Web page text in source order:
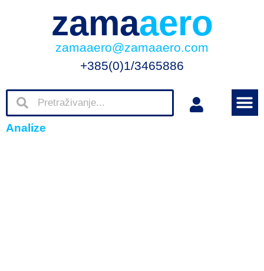
zamaaero
zamaaero@zamaaero.com
+385(0)1/3465886
Analize